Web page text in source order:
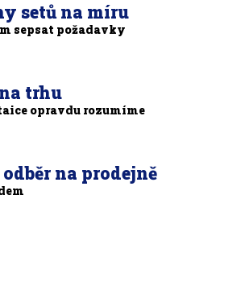
setů na míru
sepsat požadavky
trhu
opravdu rozumíme
na prodejně